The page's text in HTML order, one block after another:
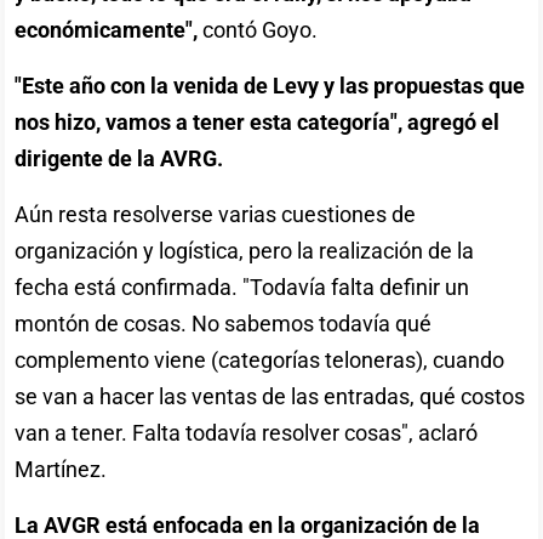
económicamente",contó Goyo.
"Este año con la venida de Levy y las propuestas que
nos hizo, vamos a tener esta categoría", agregó el
dirigente de la AVRG.
Aún resta resolverse varias cuestiones de
organización y logística, pero la realización de la
fecha está confirmada. "Todavía falta definir un
montón de cosas. No sabemos todavía qué
complemento viene (categorías teloneras), cuando
se van a hacer las ventas de las entradas, qué costos
van a tener. Falta todavía resolver cosas", aclaró
Martínez.
La AVGR está enfocada en la organización de la